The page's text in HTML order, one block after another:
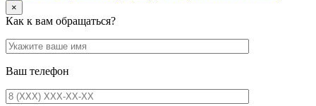
×
Как к вам обращаться?
Ваш телефон